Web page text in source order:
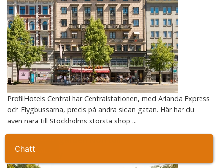
Ta kontakt
ProfilHotels Central har Centralstationen, med Arlanda Express
och Flygbussarna, precis på andra sidan gatan. Här har du
även nära till Stockholms största shop ...
Stockholm city